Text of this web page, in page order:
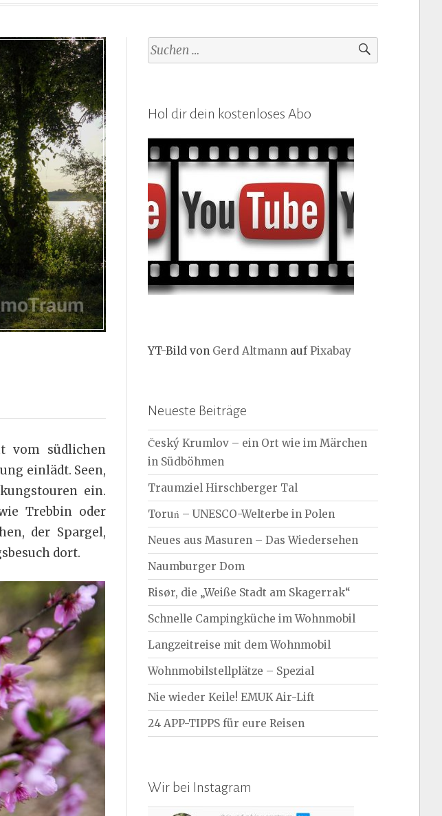
vom südlichen
einlädt. Seen,
ein.
Trebbin oder
der Spargel,
dort.
Suchen
nach:
Hol dir dein kostenloses Abo
YT-Bild von Gerd Altmann aufPixabay
Neueste Beiträge
Český Krumlov – ein Ort wie im Märchen
in Südböhmen
Traumziel Hirschberger Tal
Toruń – UNESCO-Welterbe in Polen
Neues aus Masuren – Das Wiedersehen
Naumburger Dom
Risør, die „Weiße Stadt am Skagerrak“
Schnelle Campingküche im Wohnmobil
Langzeitreise mit dem Wohnmobil
Wohnmobilstellplätze – Spezial
Nie wieder Keile! EMUK Air-Lift
24 APP-TIPPS für eure Reisen
Wir bei Instagram